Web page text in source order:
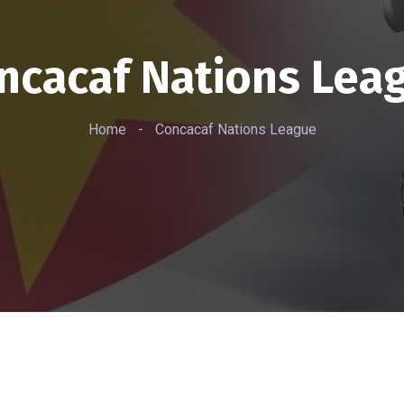
Nations
Home - Concacaf Nations League